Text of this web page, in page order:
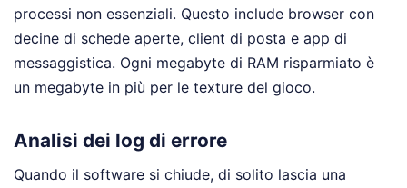
processi non essenziali. Questo include browser con
decine di schede aperte, client di posta e app di
messaggistica. Ogni megabyte di RAM risparmiato è
un megabyte in più per le texture del gioco.
Analisi dei log di errore
Quando il software si chiude, di solito lascia una